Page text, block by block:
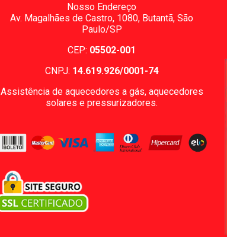
Nosso Endereço
Av. Magalhães de Castro, 1080, Butantã, São
Paulo/SP
CEP: 05502-001
CNPJ: 14.619.926/0001-74
Assistência de aquecedores a gás, aquecedores
solares e pressurizadores.